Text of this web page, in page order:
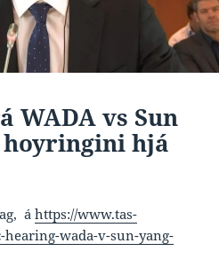
WADA vs Sun
hoyringini hjá
áhttps://www.tas-
hearing-wada-v-sun-yang-